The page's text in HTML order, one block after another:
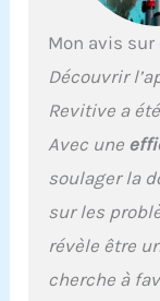
Mon avis
Découvrir
Revitive a
Avec une
soulager la
sur les
révèle être
cherche à